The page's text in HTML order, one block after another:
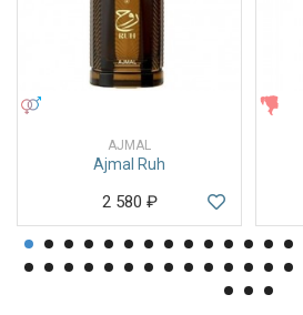
AJMAL
Ajmal Ruh
2 580 ₽